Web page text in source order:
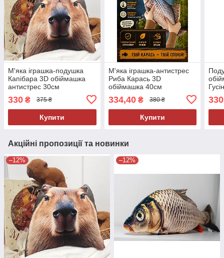
М'яка іграшка-подушка
Капібара 3D обіймашка
антистрес 30см
330 ₴ 375 ₴
Купити
М'яка іграшка-антистрес
Риба Карась 3D
обіймашка 40см
334,40₴ 380 ₴
Купити
330
Акційні пропозиції та новинки
–12% –12%